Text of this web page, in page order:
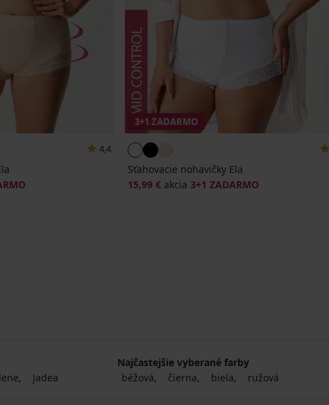
4,4
3+1 ZADARMO
Sťahovacie nohavičky Ela
15,99 € akcia 3+1 ZADARMO
Jadea
Najčastejšie vyberané farby
béžová
čierna biela ružová